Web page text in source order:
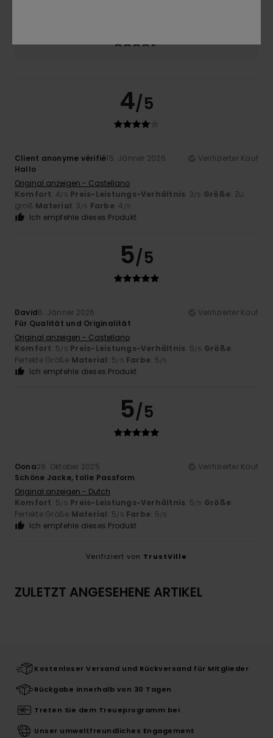
4/5
Client anonyme vérifié15. Jänner 2026
Verifizierter Kauf
Hallo
Original anzeigen - Castellano
Komfort: 4/5 Preis-Leistungs-Verhältnis: 3/5 Größe: Zu
groß Material: 3/5 Farbe: 4 /5
Ich empfehle dieses Produkt
5/5
David6. Jänner 2026
Verifizierter Kauf
Für Qualität und Originalität
Original anzeigen - Castellano
Komfort: 5/5 Preis-Leistungs-Verhältnis: 5/5 Größe:
Perfekte Größe Material: 5/5 Farbe: 5/5
Ich empfehle dieses Produkt
5/5
Oona29. Oktober 2025
Verifizierter Kauf
Schöne Jacke, tolle Passform
Original anzeigen - Dutch
Komfort: 5/5 Preis-Leistungs-Verhältnis: 5/5 Größe:
Perfekte Größe Material: 5/5 Farbe: 5/5
Ich empfehle dieses Produkt
Verifiziert von TrustVille
ZULETZT ANGESEHENE ARTIKEL
Kostenloser Versand und Rückversand für Mitglieder
Rückgabe innerhalb von 30 Tagen
Treten Sie dem Treueprogramm bei
Unser umweltfreundliches Engagement